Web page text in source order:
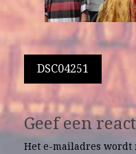
DSC04251
Geef een
Het e-mailadres wordt